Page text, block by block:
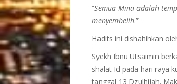
“Semua Mina adalah
menyembelih.”
Hadits ini dishahihkan
Syekh Ibnu Utsaimin
shalat Id pada hari raya
tanggal 13 Dzulhijah.